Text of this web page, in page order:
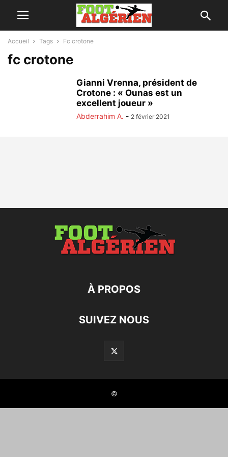
Accueil Tags Fc crotone
fc crotone
Gianni Vrenna, président de
Crotone : « Ounas est un
excellent joueur »
Abderrahim A. - 2 février 2021
À PROPOS
SUIVEZ NOUS
©